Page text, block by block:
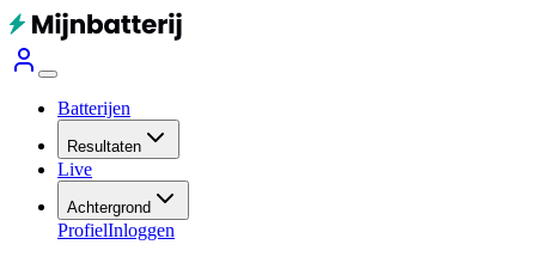
Batterijen
Resultaten
Live
Achtergrond
ProfielInloggen